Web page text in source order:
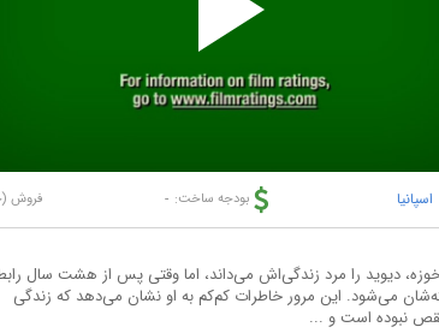
Play
اسپانیا بودجه ساخت: - فروش
دیوید را مرد زندگی‌اش می‌داند، اما وقتی پس از هشت سال
می‌شود. این مرور خاطرات کم‌کم به او نشان می‌دهد که زندگی
نبوده است و ...